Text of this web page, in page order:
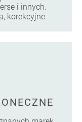
i innych.
korekcyjne.